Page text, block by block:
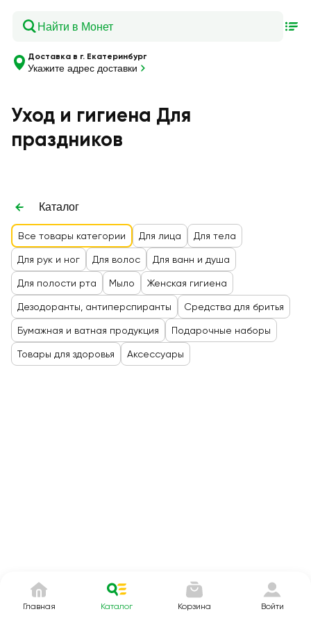
Доставка в г. Екатеринбург
Укажите адрес доставки
Уход и гигиена Для
праздников
Каталог
Все товары категории Для лица Для тела
Для рук и ног Для волос Для ванн и душа
Для полости рта Мыло Женская гигиена
Дезодоранты, антиперспиранты Средства для бритья
Бумажная и ватная продукция Подарочные наборы
Товары для здоровья Аксессуары
Главная Каталог Корзина Войти